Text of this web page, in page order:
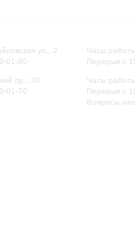
ул., 2
01-80
пр., 30
01-70
Часы
Перерыв с
Часы
Перерыв с
Вопросы